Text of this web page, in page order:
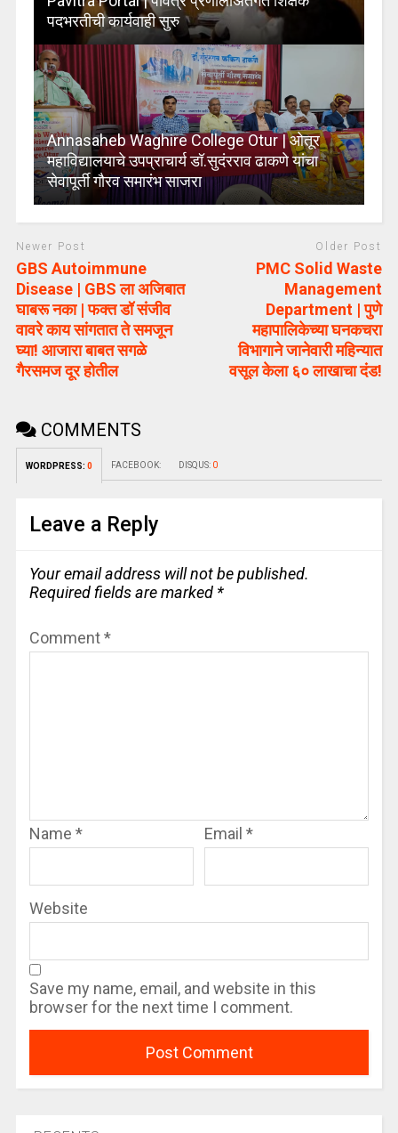
पदभरतीची कार्यवाही सुरु
Annasaheb Waghire College Otur | ओतूर
महाविद्यालयाचे उपप्राचार्य डॉ.सुदंरराव ढाकणे यांचा
सेवापूर्ती गौरव समारंभ साजरा
Newer Post
GBS Autoimmune
Disease | GBS ला अजिबात
घाबरू नका | फक्त डॉ संजीव
वावरे काय सांगतात ते समजून
घ्या! आजारा बाबत सगळे
गैरसमज दूर होतील
Older Post
PMC Solid Waste
Management
Department | पुणे
महापालिकेच्या घनकचरा
विभागाने जानेवारी महिन्यात
वसूल केला ६० लाखाचा दंड!
COMMENTS
WORDPRESS: 0 FACEBOOK: DISQUS: 0
Leave a Reply
Your email address will not be published.
Required fields are marked *
Comment*
Name * Email *
Website
Save my name, email, and website in this
browser for the next time I comment.